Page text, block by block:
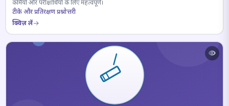
कर्मियों और परीक्षार्थियों के लिए महत्वपूर्ण।
टीके और प्रतिरक्षण प्रश्नोत्तरी
क्विज़ लें